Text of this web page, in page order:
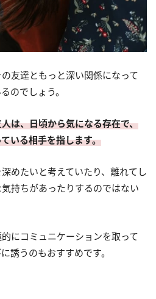
友達ともっと深い関係になって
のでしょう。
は、日頃から気になる存在で、
いる相手を指します。
めたいと考えていたり、離れてし
持ちがあったりするのではない
にコミュニケーションを取って
誘うのもおすすめです。